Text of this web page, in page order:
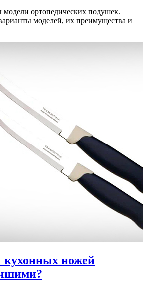
модели ортопедических подушек.
моделей, их преимущества и
кухонных ножей